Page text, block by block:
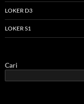
LOKER D3
LOKER S1
Cari